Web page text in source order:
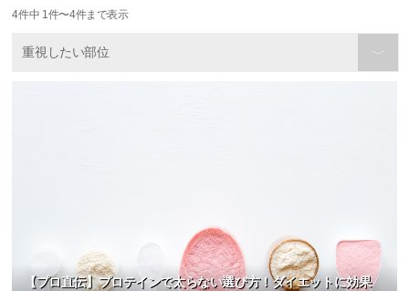
4件中 1件〜4件まで表示
重視したい部位 〉
【プロ直伝】プロテインで太らない選び方！ダイエットに効果